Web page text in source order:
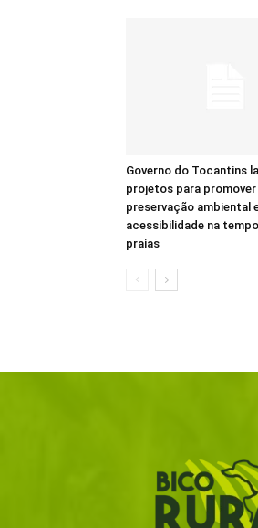
Governo do Tocantins
projetos para promover
preservação ambiental
acessibilidade na
praias